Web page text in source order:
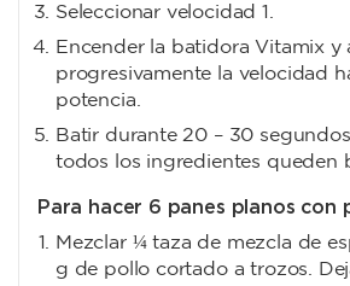
Seleccionar velocidad 1.
Encender la batidora Vitamix y
progresivamente la velocidad
potencia.
Batir durante 20 – 30
todos los ingredientes queden
Para hacer 6 panes planos con
Mezclar ¼ taza de mezcla de
g de pollo cortado a trozos.